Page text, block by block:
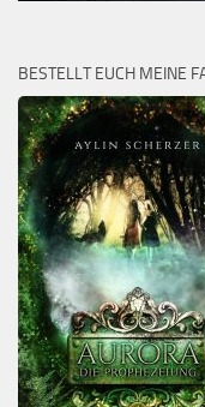
BESTELLT EUCH MEINE